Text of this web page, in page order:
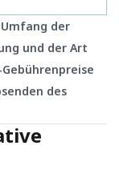
der
und der Art
des